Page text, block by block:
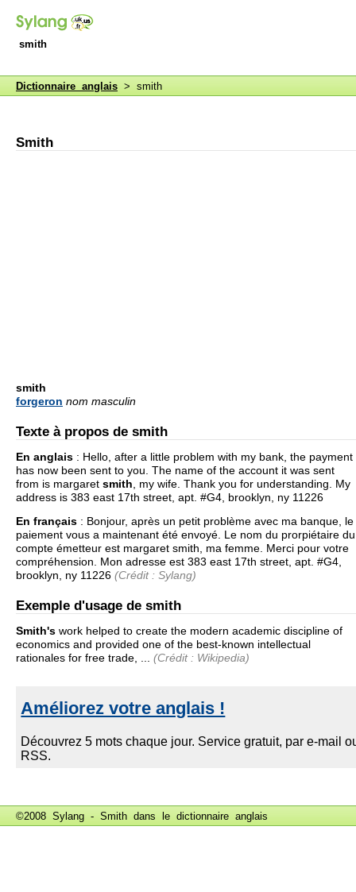
smith
Dictionnaire anglais > smith
Smith
smith
forgeron nom masculin
Texte à propos de smith
En anglais : Hello, after a little problem with my bank, the payment
has now been sent to you. The name of the account it was sent
from is margaret smith , my wife. Thank you for understanding. My
address is 383 east 17th street, apt. #G4, brooklyn, ny 11226
En français : Bonjour, après un petit problème avec ma banque, le
paiement vous a maintenant été envoyé. Le nom du prorpiétaire du
compte émetteur est margaret smith, ma femme. Merci pour votre
compréhension. Mon adresse est 383 east 17th street, apt. #G4,
brooklyn, ny 11226 (Crédit : Sylang)
Exemple d'usage de smith
Smith's work helped to create the modern academic discipline of
economics and provided one of the best-known intellectual
rationales for free trade, ... (Crédit : Wikipedia)
©2008 Sylang - Smith dans le dictionnaire anglais